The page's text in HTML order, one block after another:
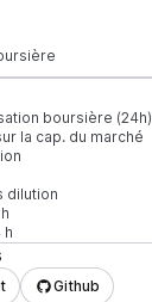
boursière (24h)
la cap. du marché
dilution
h
Github